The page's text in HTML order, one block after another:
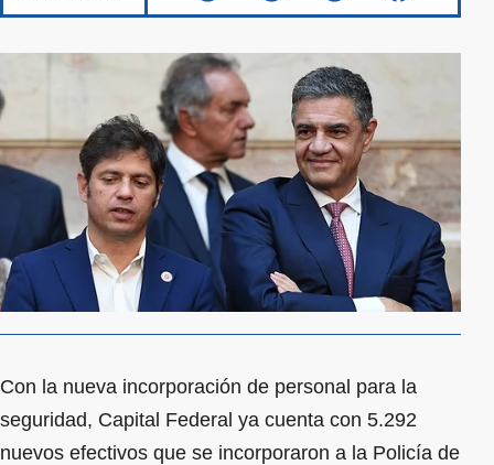
Con la nueva incorporación de personal para la
seguridad, Capital Federal ya cuenta con 5.292
nuevos efectivos que se incorporaron a la Policía de